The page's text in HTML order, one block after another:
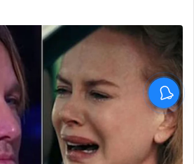
'കാതങ്ങൾ ദൂരെ'; 'ഇറ്റ്സ് എ
മെഡിക്കൽ മിറാക്കിൾ' ആദ്യ
ഗാനം പുറത്ത്